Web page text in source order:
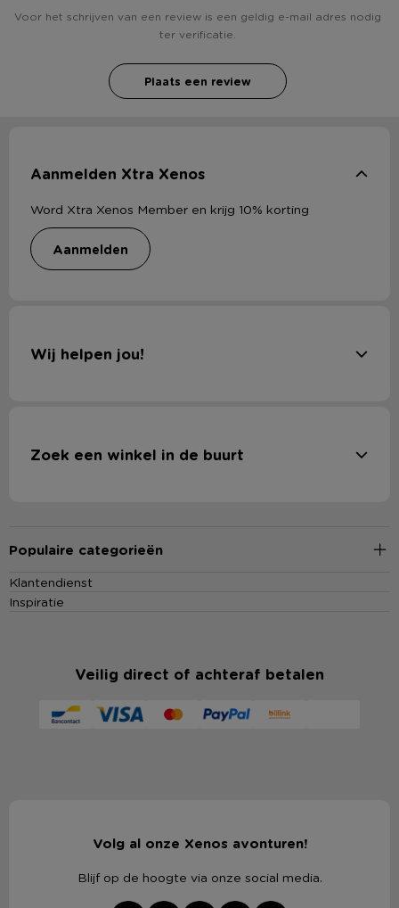
Voor het schrijven van een review is een geldig e-mail adres nodig
ter verificatie.
Plaats een review
Aanmelden Xtra Xenos
Word Xtra Xenos Member en krijg 10% korting
aanmelden
Wij helpen jou!
Zoek een winkel in de buurt
Populaire categorieën
Klantendienst
Inspiratie
Veilig direct of achteraf betalen
Volg al onze Xenos avonturen!
Blijf op de hoogte via onze social media.